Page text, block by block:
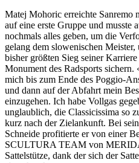
Matej Mohoric erreichte Sanremo
auf eine erste Gruppe und musste
nochmals alles geben, um die
gelang dem slowenischen
bisher größten Sieg seiner
Monument des Radsports
mich bis zum Ende des Poggio-
und dann auf der Abfahrt mein
einzugehen. Ich habe Vollgas
unglaublich, die Classicissima so
kurz nach der Zielankunft. Bei
Schneide profitierte er von einer
SCULTURA TEAM von
Sattelstütze, dank der sich der